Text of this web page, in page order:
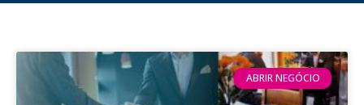
ABRIR NEGÓCIO